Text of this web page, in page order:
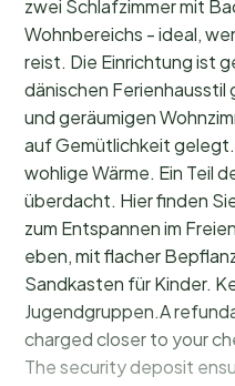
zwei Schlafzimmer mit
Wohnbereichs - ideal,
reist. Die Einrichtung ist
dänischen Ferienhausstil
und geräumigen
auf Gemütlichkeit
wohlige Wärme. Ein Teil
überdacht. Hier finden
zum Entspannen im
eben, mit flacher
Sandkasten für Kinder.
Jugendgruppen.A
charged closer to your
The security deposit